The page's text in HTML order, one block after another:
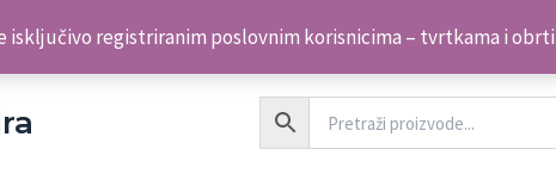
isključivo registriranim poslovnim korisnicima – tvrtkama i